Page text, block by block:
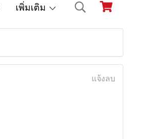
เพิ่มเติม
แจ้งลบ